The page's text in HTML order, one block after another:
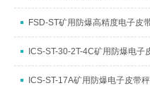
FSD-ST矿用防爆高精度电子皮
ICS-ST-30-2T-4C矿用防爆电子
ICS-ST-17A矿用防爆电子皮带秤